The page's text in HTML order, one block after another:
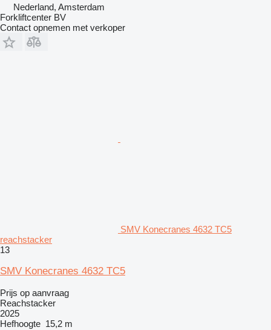
Nederland, Amsterdam
Forkliftcenter BV
Contact opnemen met verkoper
SMV Konecranes 4632 TC5
reachstacker
13
SMV Konecranes 4632 TC5
Prijs op aanvraag
Reachstacker
2025
Hefhoogte 15,2 m